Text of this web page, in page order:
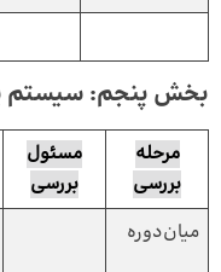
بخش پنجم: سیستم
مرحله
بررسی
مسئول
بررسی
میان‌دوره